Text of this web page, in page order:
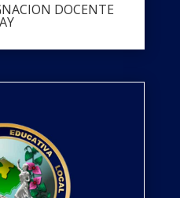
DOCENTE